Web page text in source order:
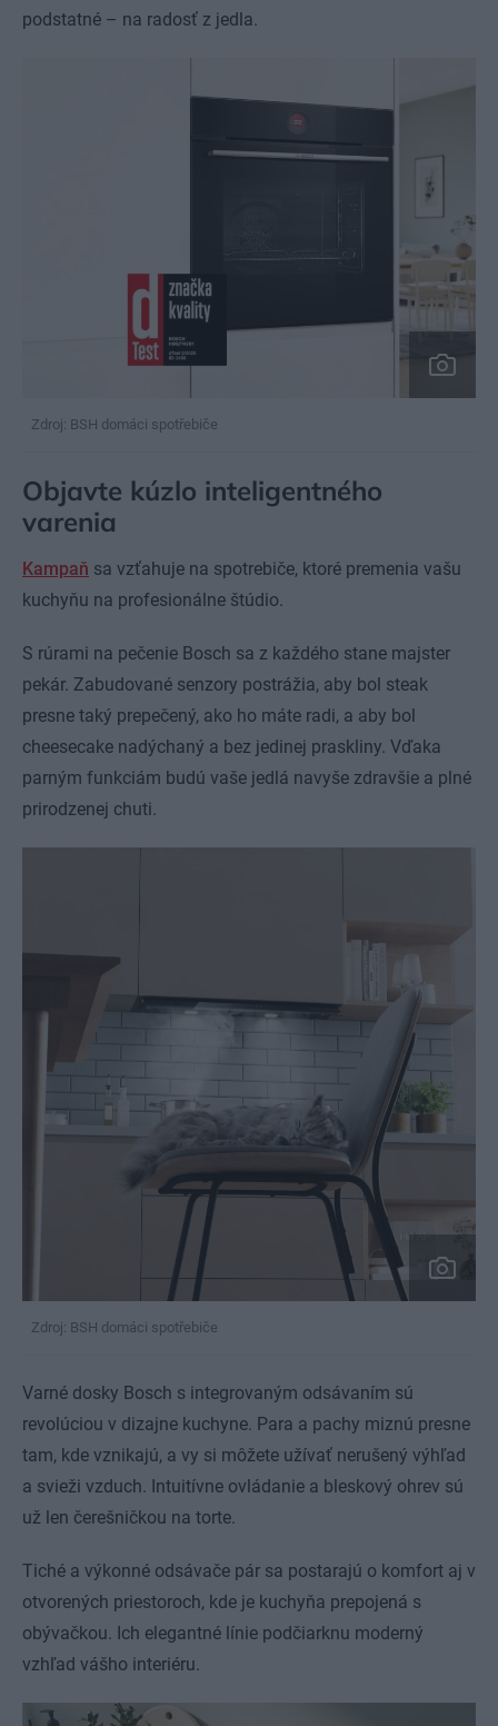
podstatné – na radosť z jedla.
Zdroj: BSH domáci spotřebiče
Objavte kúzlo inteligentného
varenia
Kampaň sa vzťahuje na spotrebiče, ktoré premenia vašu
kuchyňu na profesionálne štúdio.
S rúrami na pečenie Bosch sa z každého stane majster
pekár. Zabudované senzory postrážia, aby bol steak
presne taký prepečený, ako ho máte radi, a aby bol
cheesecake nadýchaný a bez jedinej praskliny. Vďaka
parným funkciám budú vaše jedlá navyše zdravšie a plné
prirodzenej chuti.
Zdroj: BSH domáci spotřebiče
Varné dosky Bosch s integrovaným odsávaním sú
revolúciou v dizajne kuchyne. Para a pachy miznú presne
tam, kde vznikajú, a vy si môžete užívať nerušený výhľad
a svieži vzduch. Intuitívne ovládanie a bleskový ohrev sú
už len čerešničkou na torte.
Tiché a výkonné odsávače pár sa postarajú o komfort aj v
otvorených priestoroch, kde je kuchyňa prepojená s
obývačkou. Ich elegantné línie podčiarknu moderný
vzhľad vášho interiéru.